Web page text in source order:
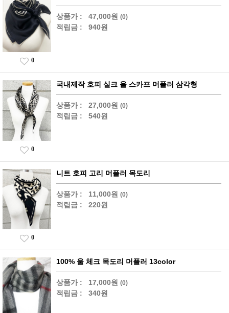
상품가 : 47,000원 (0)
적립금 : 940원
0
국내제작 호피 실크 울 스카프 머플러 삼각형
상품가 : 27,000원 (0)
적립금 : 540원
0
니트 호피 고리 머플러 목도리
상품가 : 11,000원 (0)
적립금 : 220원
0
100% 울 체크 목도리 머플러 13color
상품가 : 17,000원 (0)
적립금 : 340원